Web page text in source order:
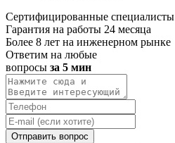
Сертифицированные специалисты
Гарантия на работы 24 месяца
Более 8 лет на инженерном рынке
Ответим на любые
вопросы за 5 мин
Отправить вопрос